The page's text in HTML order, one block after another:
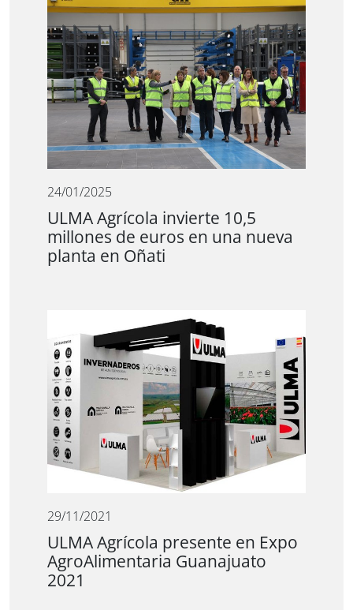
24/01/2025
ULMA Agrícola invierte 10,5
millones de euros en una nueva
planta en Oñati
29/11/2021
ULMA Agrícola presente en Expo
AgroAlimentaria Guanajuato
2021